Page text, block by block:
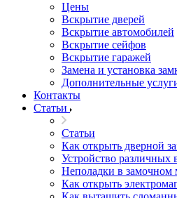
Цены
Вскрытие дверей
Вскрытие автомобилей
Вскрытие сейфов
Вскрытие гаражей
Замена и установка
Дополнительные
Контакты
Статьи
Статьи
Как открыть дверной
Устройство различных
Неполадки в замочном
Как открыть